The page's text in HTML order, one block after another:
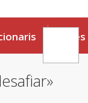
Eines